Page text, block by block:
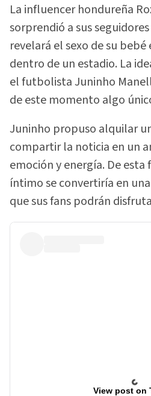
La influencer hondureña
sorprendió a sus
revelará el sexo de su
dentro de un estadio. La
el futbolista Juninho
de este momento algo
Juninho propuso alquilar
compartir la noticia en un
emoción y energía. De
íntimo se convertiría en
que sus fans podrán
View post on